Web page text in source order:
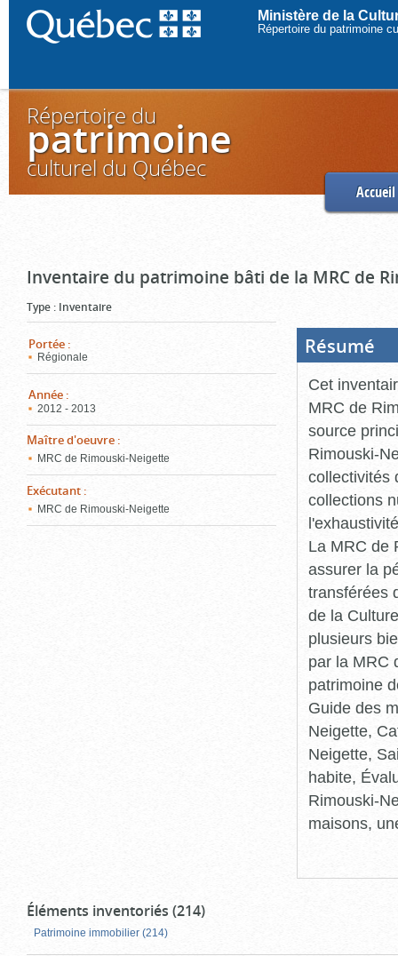
Ministère de la
Répertoire du patrimoine
Répertoire du
patrimoine
culturel du Québec
Accueil
Inventaire du patrimoine bâti de la MRC de
Type : Inventaire
Portée :
Régionale
Année :
2012 - 2013
Maître d'oeuvre :
MRC de Rimouski-Neigette
Exécutant :
MRC de Rimouski-Neigette
Résumé
Cet
MRC de
source
Rimouski-
collectivités
collections
La MRC de
assurer la
transférées
de la
plusieurs
par la MRC
patrimoine
Guide des
Neigette,
Neigette,
habite,
Rimouski-
maisons,
Éléments inventoriés (214)
Patrimoine immobilier (214)